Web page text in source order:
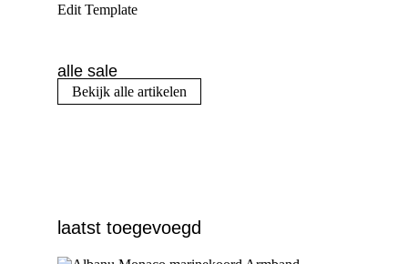
Edit Template
alle sale
Bekijk alle artikelen
laatst toegevoegd